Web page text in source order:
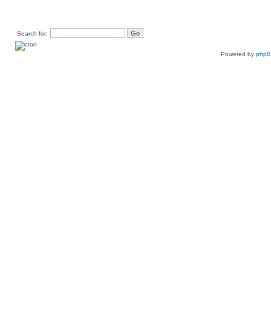
Search for:
Powered by